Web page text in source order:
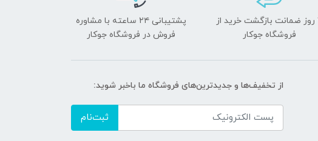
۷ روز ضمانت بازگشت خرید از
فروشگاه جوکار
پشتیبانی ۲۴ ساعته با مشاوره
فروش در فروشگاه جوکار
از تخفیف‌ها و جدیدترین‌های فروشگاه ما باخبر شوید:
ثبت‌نام